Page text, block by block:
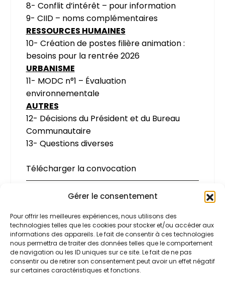
Gérer le consentement
Pour offrir les meilleures expériences, nous utilisons des
technologies telles que les cookies pour stocker et/ou accéder aux
informations des appareils. Le fait de consentir à ces technologies
nous permettra de traiter des données telles que le comportement
de navigation ou les ID uniques sur ce site. Le fait de ne pas
consentir ou de retirer son consentement peut avoir un effet négatif
sur certaines caractéristiques et fonctions.
8- Conflit d’intérêt – pour information
9- CIID – noms complémentaires
RESSOURCES HUMAINES
10- Création de postes filière animation :
besoins pour la rentrée 2026
URBANISME
11- MODC n°1 – Évaluation
environnementale
AUTRES
12- Décisions du Président et du Bureau
Communautaire
13- Questions diverses
Télécharger la convocation
PARTAGER: